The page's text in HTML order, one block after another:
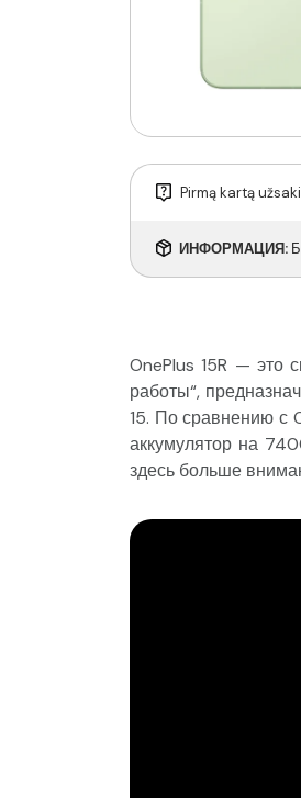
Pirmą kartą
ИНФОРМАЦИЯ:
OnePlus 15R — это
работы“,
15. По сравнению с
аккумулятор на
здесь больше